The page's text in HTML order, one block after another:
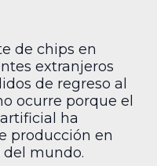
de chips en
extranjeros
de regreso al
ocurre porque el
ha
producción en
del mundo.